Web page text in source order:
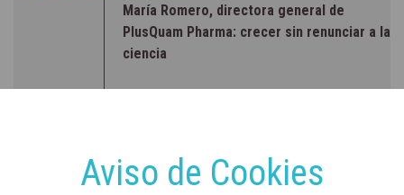
María Romero, directora general de
PlusQuam Pharma: crecer sin renunciar a la
ciencia
Aviso de Cookies